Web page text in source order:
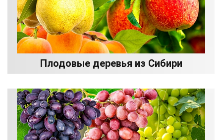
Плодовые деревья из Сибири